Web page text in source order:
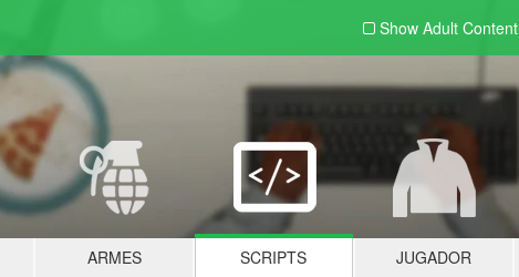
Show Adult Content
ARMES SCRIPTS JUGADOR